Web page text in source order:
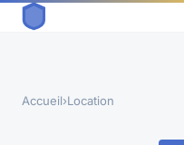
Accueil›Location